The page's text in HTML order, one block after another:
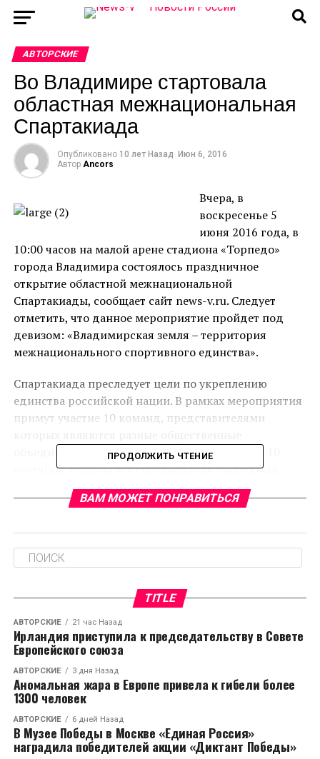
АВТОРСКИЕ
Во Владимире стартовала
областная межнациональная
Спартакиада
Опубликовано 10 лет Назад
Июн 6, 2016
Автор Ancors
Вчера, в
воскресенье 5
июня 2016 года, в
10:00 часов на малой арене стадиона «Торпедо»
города Владимира состоялось праздничное
открытие областной межнациональной
Спартакиады, сообщает сайт news-v.ru. Следует
отметить, что данное мероприятие пройдет под
девизом: «Владимирская земля – территория
межнационального спортивного единства».
Спартакиада преследует цели по укреплению
единства российской нации. В рамках мероприятия
примут участие 10 команд, представителями
объединения. Спартакиада будет длиться до 10
сентября. Вход на все соревнования свободный.
RELATED TOPICS:
Минобороны собирается ликвидировать военные
кафедры в гуманитарных вузах
Во Владимире трое подростков ограбили Городской
ПРОДОЛЖИТЬ ЧТЕНИЕ
ВАМ МОЖЕТ ПОНРАВИТЬСЯ
TITLE
АВТОРСКИЕ 21 час Назад
Ирландия приступила к председательству в Совете
Европейского союза
АВТОРСКИЕ 3 дня Назад
Аномальная жара в Европе привела к гибели более
1300 человек
АВТОРСКИЕ 6 дней Назад
В Музее Победы в Москве «Единая Россия»
наградила победителей акции «Диктант Победы»